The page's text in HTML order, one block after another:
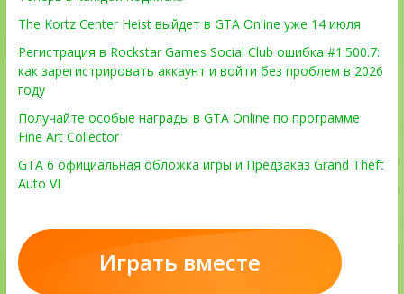
The Kortz Center Heist выйдет в GTA Online уже 14 июля
Регистрация в Rockstar Games Social Club ошибка #1.500.7:
как зарегистрировать аккаунт и войти без проблем в 2026
году
Получайте особые награды в GTA Online по программе
Fine Art Collector
GTA 6 официальная обложка игры и Предзаказ Grand Theft
Auto VI
Играть вместе